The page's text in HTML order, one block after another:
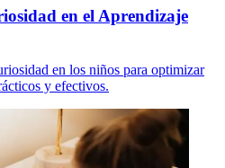
en el Aprendizaje
en los niños para optimizar
y efectivos.